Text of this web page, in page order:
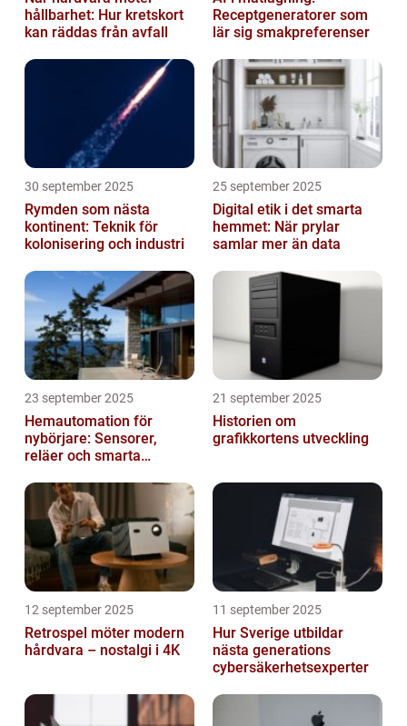
hållbarhet: Hur kretskort
kan räddas från avfall
Receptgeneratorer som
lär sig smakpreferenser
30 september 2025
Rymden som nästa
kontinent: Teknik för
kolonisering och industri
25 september 2025
Digital etik i det smarta
hemmet: När prylar
samlar mer än data
23 september 2025
Hemautomation för
nybörjare: Sensorer,
reläer och smarta
21 september 2025
Historien om
grafikkortens utveckling
12 september 2025
Retrospel möter modern
hårdvara – nostalgi i 4K
11 september 2025
Hur Sverige utbildar
nästa generations
cybersäkerhetsexperter